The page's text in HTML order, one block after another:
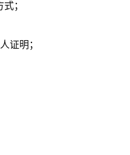
；
证明；